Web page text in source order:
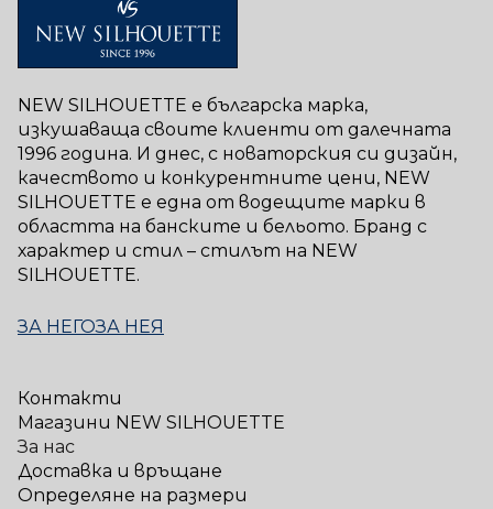
NEW SILHOUETTE е българска марка,
изкушаваща своите клиенти от далечната
1996 година. И днес, с новаторския си дизайн,
качеството и конкурентните цени, NEW
SILHOUETTE е една от водещите марки в
областта на банските и бельото. Бранд с
характер и стил – стилът на NEW
SILHOUETTE.
ЗА НЕГОЗА НЕЯ
Контакти
Магазини NEW SILHOUETTE
За нас
Доставка и връщане
Определяне на размери